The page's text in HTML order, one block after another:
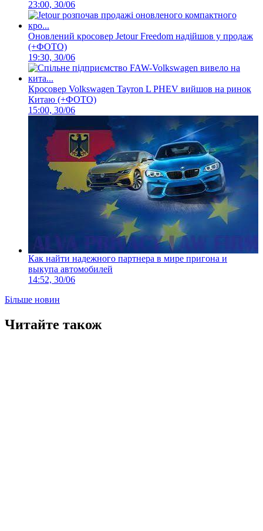
23:00, 30/06
Оновлений кросовер Jetour Freedom надійшов у продаж
(+ФОТО)
19:30, 30/06
Кросовер Volkswagen Tayron L PHEV вийшов на ринок
Китаю (+ФОТО)
15:00, 30/06
Как найти надежного партнера в мире пригона и
выкупа автомобилей
14:52, 30/06
Більше новин
Читайте також